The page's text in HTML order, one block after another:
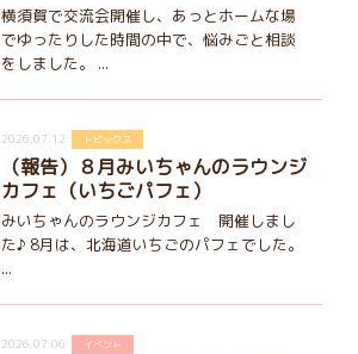
横須賀で交流会開催し、あっとホームな場
でゆったりした時間の中で、悩みごと相談
をしました。 ...
2026.07.12 トピックス
（報告）８月みいちゃんのラウンジ
カフェ（いちごパフェ）
みいちゃんのラウンジカフェ 開催しまし
た♪ 8月は、北海道いちごのパフェでした。
...
2026.07.06 イベント